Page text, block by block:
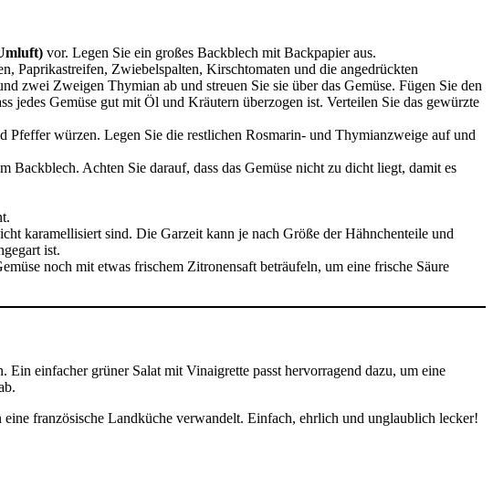
vor. Legen Sie ein großes Backblech mit Backpapier aus.
Paprikastreifen, Zwiebelspalten, Kirschtomaten und die angedrückten
zwei Zweigen Thymian ab und streuen Sie sie über das Gemüse. Fügen Sie den
jedes Gemüse gut mit Öl und Kräutern überzogen ist. Verteilen Sie das gewürzte
würzen. Legen Sie die restlichen Rosmarin- und Thymianzweige auf und
Backblech. Achten Sie darauf, dass das Gemüse nicht zu dicht liegt, damit es
karamellisiert sind. Die Garzeit kann je nach Größe der Hähnchenteile und
ist.
noch mit etwas frischem Zitronensaft beträufeln, um eine frische Säure
einfacher grüner Salat mit Vinaigrette passt hervorragend dazu, um eine
französische Landküche verwandelt. Einfach, ehrlich und unglaublich lecker!